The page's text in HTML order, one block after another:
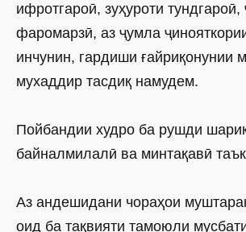
ифротгароӣ, зуҳуроти тундгароӣ,
фаромарзӣ, аз ҷумла
инчунин, гардиши ғайриқонунии
мухаддир тасдиқ намудем.
Пойбандии худро ба рушди
байналмилалӣ ва минтақавӣ
Аз андешидани чораҳои
оид ба тақвияти тамоюли